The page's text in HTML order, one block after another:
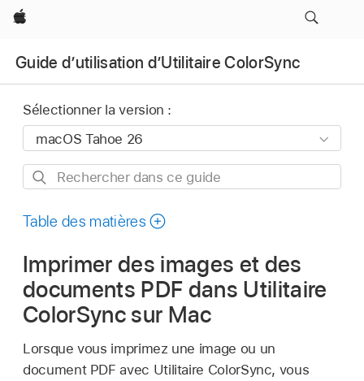
Apple
Guide d’utilisation d’Utilitaire ColorSync
Sélectionner la version :
Rechercher
ce
Table des matières
Imprimer des images et des
documents PDF dans Utilitaire
ColorSync sur Mac
Lorsque vous imprimez une image ou un
document PDF avec Utilitaire ColorSync, vous